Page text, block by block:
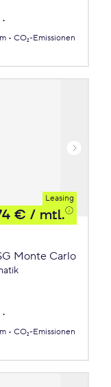
CO₂-Emissionen
Leasing
€ / mtl.
Monte Carlo
CO₂-Emissionen